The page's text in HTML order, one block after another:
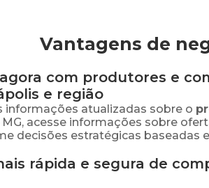
Vantagens de
com produtores e
e região
informações atualizadas sobre o
MG, acesse informações sobre
decisões estratégicas baseadas
rápida e segura de